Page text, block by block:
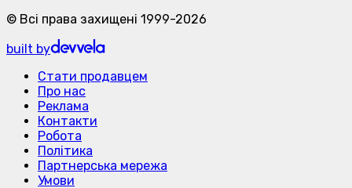
© Всі права захищені 1999-2026
built by
Стати продавцем
Про нас
Реклама
Контакти
Робота
Політика
Партнерська мережа
Умови